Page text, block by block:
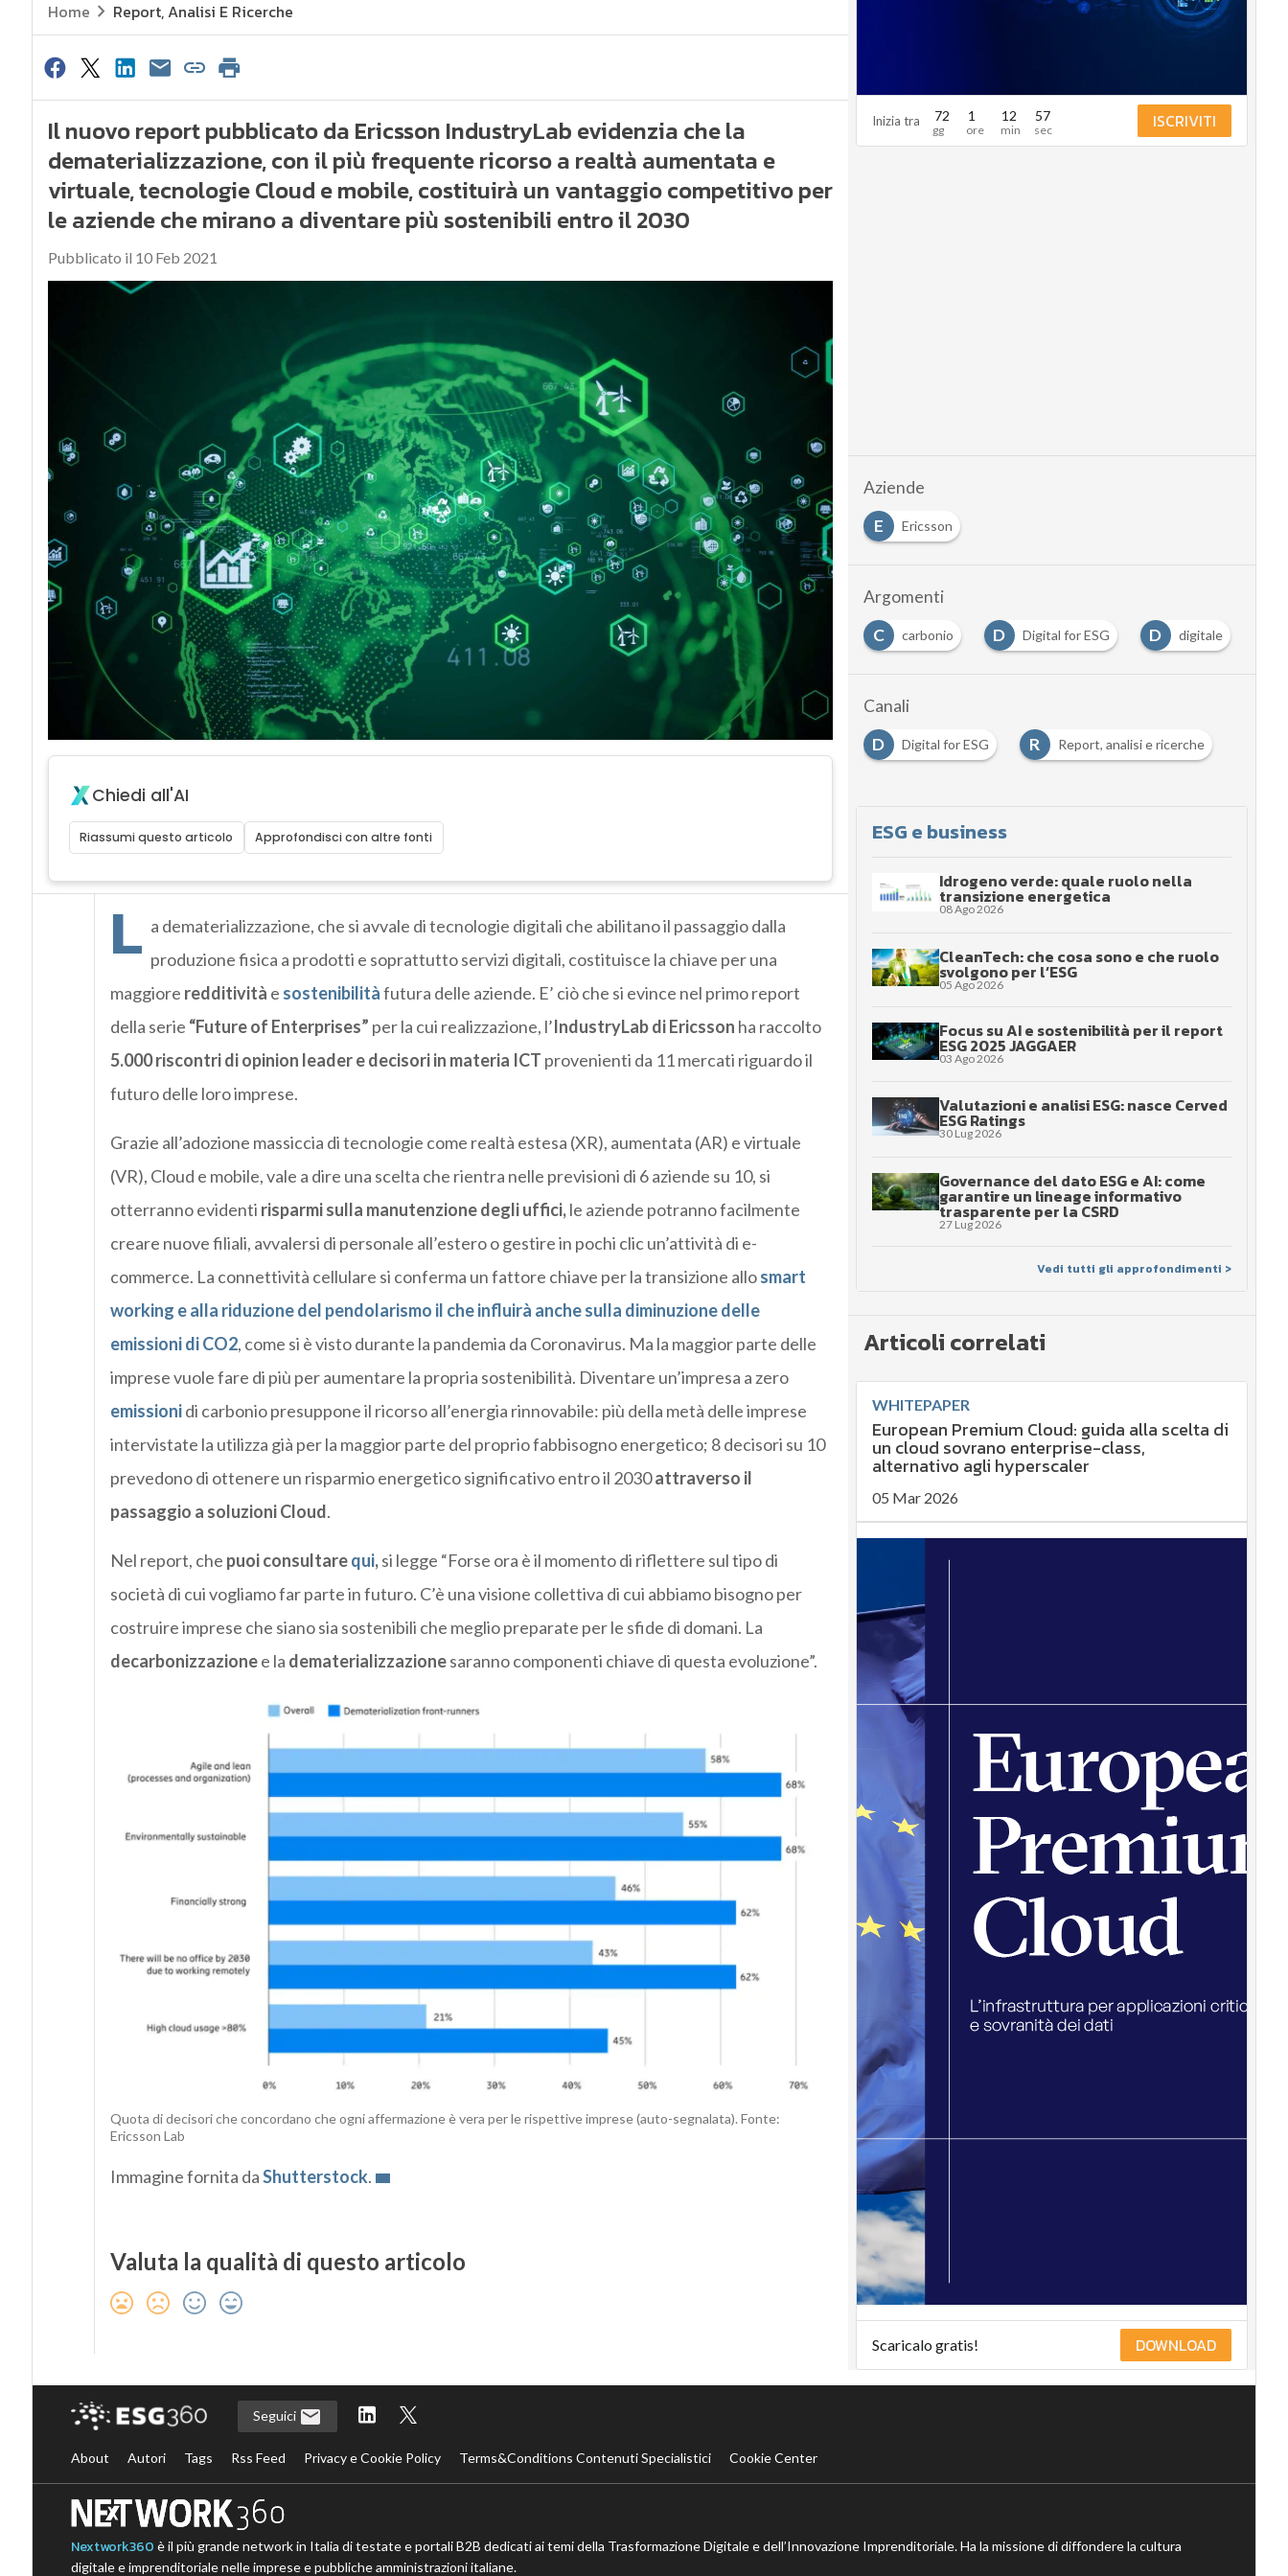
Home Report, Analisi E Ricerche
Il nuovo report pubblicato da Ericsson IndustryLab evidenzia che la
dematerializzazione, con il più frequente ricorso a realtà aumentata e
virtuale, tecnologie Cloud e mobile, costituirà un vantaggio competitivo per
le aziende che mirano a diventare più sostenibili entro il 2030
Pubblicato il 10 Feb 2021
Chiedi all'AI
Riassumi questo articolo Approfondisci con altre fonti
L a dematerializzazione, che si avvale di tecnologie digitali che abilitano il passaggio dalla
produzione fisica a prodotti e soprattutto servizi digitali, costituisce la chiave per una
maggiore redditività e sostenibilitàfutura delle aziende. E’ ciò che si evince nel primo report
della serie “Future of Enterprises” per la cui realizzazione, l’IndustryLab di Ericsson ha raccolto
5.000 riscontri di opinion leader e decisori in materia ICT provenienti da 11 mercati riguardo il
futuro delle loro imprese.
Grazie all’adozione massiccia di tecnologie come realtà estesa (XR), aumentata (AR) e virtuale
(VR), Cloud e mobile, vale a dire una scelta che rientra nelle previsioni di 6 aziende su 10, si
otterranno evidenti risparmi sulla manutenzione degli uffici,le aziende potranno facilmente
creare nuove filiali, avvalersi di personale all’estero o gestire in pochi clic un’attività di e-
commerce. La connettività cellulare si conferma un fattore chiave per la transizione allosmart
working e alla riduzione del pendolarismo il che influirà anche sulla diminuzione delle
emissioni di CO2, come si è visto durante la pandemia da Coronavirus. Ma la maggior parte delle
imprese vuole fare di più per aumentare la propria sostenibilità. Diventare un’impresa a zero
emissionidi carbonio presuppone il ricorso all’energia rinnovabile: più della metà delle imprese
intervistate la utilizza già per la maggior parte del proprio fabbisogno energetico; 8 decisori su 10
prevedono di ottenere un risparmio energetico significativo entro il 2030attraverso il
passaggio a soluzioni Cloud.
Nel report, che puoi consultarequi,si legge “Forse ora è il momento di riflettere sul tipo di
società di cui vogliamo far parte in futuro. C’è una visione collettiva di cui abbiamo bisogno per
costruire imprese che siano sia sostenibili che meglio preparate per le sfide di domani. La
decarbonizzazionee la dematerializzazionesaranno componenti chiave di questa evoluzione”.
Quota di decisori che concordano che ogni affermazione è vera per le rispettive imprese (auto-segnalata). Fonte:
Ericsson Lab
Immagine fornita daShutterstock.
Valuta la qualità di questo articolo
Inizia tra 72 1 12 56 ISCRIVITI
Aziende
E
Ericsson
Argomenti
A
Ambiente C carbonio D Digital for ESG D digitale E Efficienza
Canali
D
Digital for ESG R Report, analisi e ricerche
ESG e business
Idrogeno verde: quale ruolo nella
transizione energetica
08 Ago 2026
CleanTech: che cosa sono e che ruolo
svolgono per l’ESG
05 Ago 2026
Focus su AI e sostenibilità per il report
ESG 2025 JAGGAER
03 Ago 2026
Valutazioni e analisi ESG: nasce Cerved
ESG Ratings
30 Lug 2026
Governance del dato ESG e AI: come
garantire un lineage informativo
trasparente per la CSRD
27 Lug 2026
Vedi tutti gli approfondimenti >
Articoli correlati
WHITEPAPER
European Premium Cloud: guida alla scelta di
un cloud sovrano enterprise-class,
alternativo agli hyperscaler
05 Mar 2026
Scaricalo gratis! DOWNLOAD
Seguici
About Autori Tags Rss Feed Privacy e Cookie Policy Terms&Conditions Contenuti Specialistici Cookie Center
Nextwork360 è il più grande network in Italia di testate e portali B2B dedicati ai temi della Trasformazione Digitale e dell’Innovazione Imprenditoriale. Ha la missione di diffondere la cultura
digitale e imprenditoriale nelle imprese e pubbliche amministrazioni italiane.